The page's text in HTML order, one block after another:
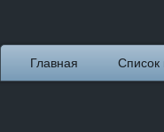
Главная Список